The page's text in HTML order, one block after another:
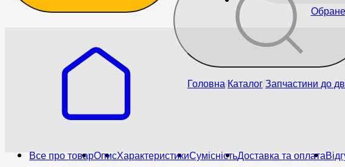
Обране
Головна КаталогЗапчастини до
Все про товарОписХарактеристикиСумісністьДоставка та оплата